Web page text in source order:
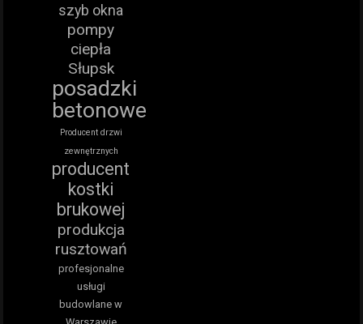
szyb okna
pompy
ciepła
Słupsk
posadzki
betonowe
Producent drzwi
zewnętrznych
producent
kostki
brukowej
produkcja
rusztowań
profesjonalne
usługi
budowlane w
Warszawie